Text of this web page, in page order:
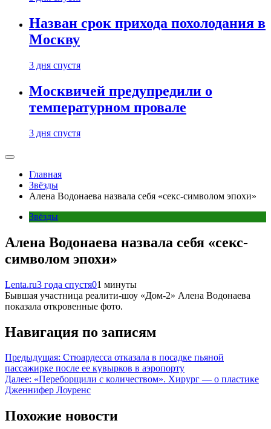
Назван срок прихода похолодания в
Москву
3 дня спустя
Москвичей предупредили о
температурном провале
3 дня спустя
Главная
Звёзды
Алена Водонаева назвала себя «секс-символом эпохи»
Звёзды
Алена Водонаева назвала себя «секс-
символом эпохи»
Lenta.ru3 года спустя01 минуты
Бывшая участница реалити-шоу «Дом-2» Алена Водонаева
показала откровенные фото.
Навигация по записям
Предыдущая: Стюардесса отказала в посадке пьяной
пассажирке после ее кувырков в аэропорту
Далее: «Переборщили с количеством». Хирург — о пластике
Дженнифер Лоуренс
Похожие новости